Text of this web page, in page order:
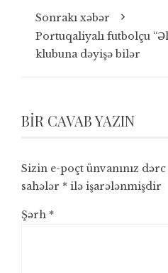
Sonrakı xəbər
Portuqaliyalı futbolçu
klubuna dəyişə bilər
BIR CAVAB YAZIN
Sizin e-poçt ünvanınız
sahələr * ilə işarələnmişdir
Şərh *